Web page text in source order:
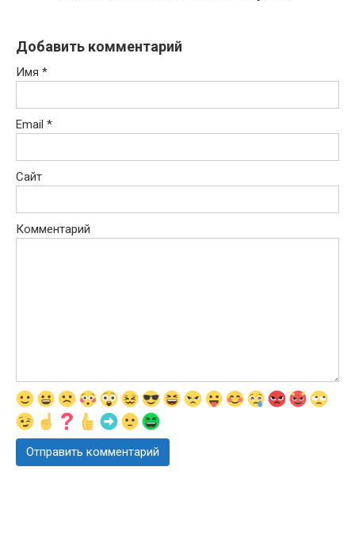
Добавить комментарий
Имя *
Email *
Сайт
Комментарий